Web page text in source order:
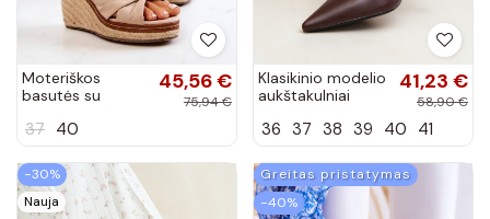
Moteriškos
basutės su
Star smėlio
45,56 €
75,94 €
37 40
Klasikinio modelio
aukštakulniai
dirbtinės odos,
Nesha
41,23 €
58,90 €
36 37 38 39 40 41
−30%
Nauja
Greitas pristatymas
−40%